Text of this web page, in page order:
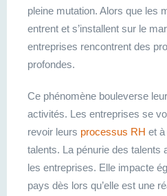
pleine mutation. Alors que les
entrent et s’installent sur le
entreprises rencontrent des
profondes.
Ce phénomène bouleverse
activités. Les entreprises se
revoir leurs processus RH et
talents. La pénurie des talents
les entreprises. Elle impacte
pays dès lors qu’elle est une